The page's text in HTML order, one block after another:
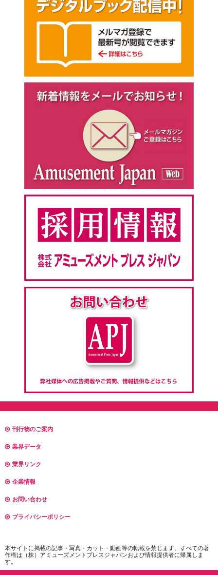
刊行物のご案内
業界データ
業界リンク
企業情報
お問い合わせ
プライバシーポリシー
本サイトに掲載の記事・写真・カット・動画等の転載を禁じます。すべての著
作権は（株）アミューズメントプレスジャパンおよび情報提供者に帰属しま
す。